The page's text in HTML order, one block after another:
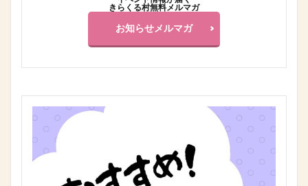
きらくる村無料メルマガ
お知らせメルマガ